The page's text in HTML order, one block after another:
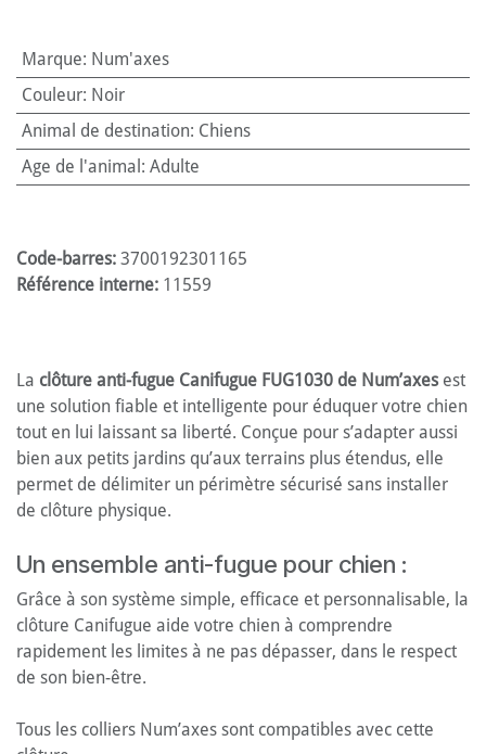
Marque: Num'axes
Couleur: Noir
Animal de destination: Chiens
Age de l'animal : Adulte
Code-barres: 3700192301165
Référence interne: 11559
La clôture anti-fugue Canifugue FUG1030 de Num’axes est
une solution fiable et intelligente pour éduquer votre chien
tout en lui laissant sa liberté. Conçue pour s’adapter aussi
bien aux petits jardins qu’aux terrains plus étendus, elle
permet de délimiter un périmètre sécurisé sans installer
de clôture physique.
Un ensemble anti-fugue pour chien :
Grâce à son système simple, efficace et personnalisable, la
clôture Canifugue aide votre chien à comprendre
rapidement les limites à ne pas dépasser, dans le respect
de son bien-être.
Tous les colliers Num’axes sont compatibles avec cette